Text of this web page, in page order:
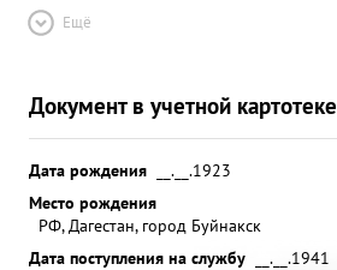
Ещё
Документ в учетной картотеке
Дата рождения
__.__.1923
Место рождения
РФ, Дагестан, город Буйнакск
Дата поступления на службу
__.__.1941